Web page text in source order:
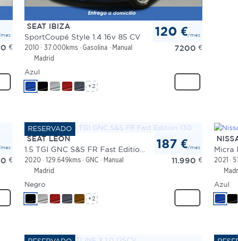
€
SEAT IBIZA
SportCoupé Style 1.4 16v 85 CV
2010 37.000kms Gasolina
Manual
Madrid
120 €/mes
7200 €
Azul
+2
€
SEAT LEON
2020 129.649kms GNC
Manual
Madrid
187 €/mes
11.990 €
Negro
+2
2021
Azul